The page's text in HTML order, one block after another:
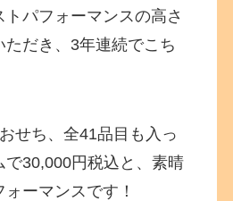
パフォーマンスの高さ
ただき、3年連続でこち
せち、全41品目も入っ
で30,000円税込と、素晴
ーマンスです！